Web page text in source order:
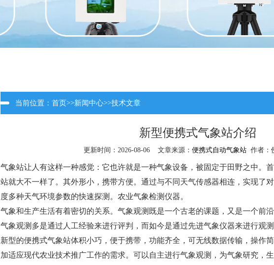
当前位置：首页>>新闻中心>>技术文章
新型便携式气象站介绍
更新时间：2026-08-06 文章来源： 便携式自动气象站作者：
气象站让人有这样一种感觉：它也许就是一种气象设备，被固定于田野之中。
站就大不一样了。其外形小，携带方便。通过与不同天气传感器相连，实现了
度多种天气环境参数的快速探测。农业气象检测仪器。
气象和生产生活有着密切的关系。气象观测既是一个古老的课题，又是一个前
气象观测多是通过人工经验来进行评判，而如今是通过先进气象仪器来进行观测
新型的便携式气象站体积小巧，便于携带，功能齐全，可无线数据传输，操作
加适应现代农业技术推广工作的需求。可以自主进行气象观测，为气象研究，